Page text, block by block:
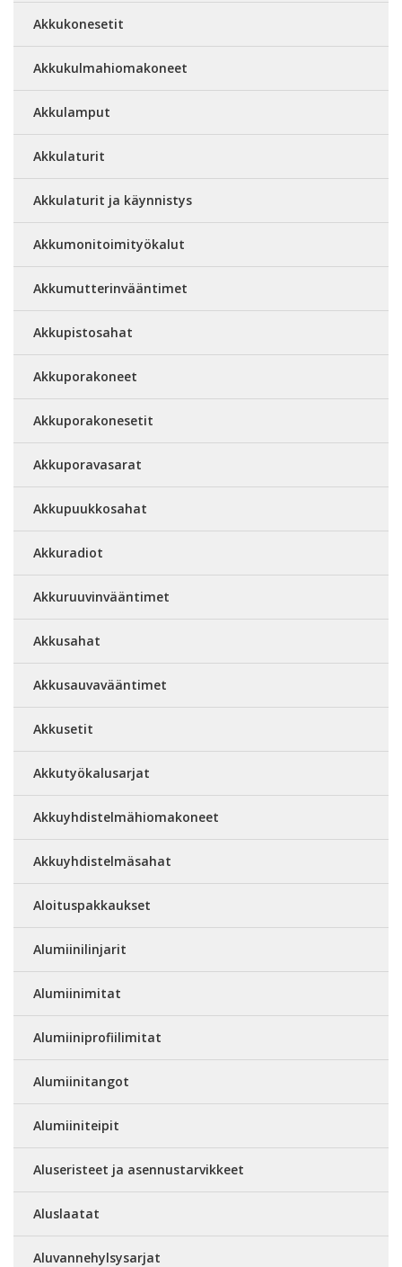
Akkukonesetit
Akkukulmahiomakoneet
Akkulamput
Akkulaturit
Akkulaturit ja käynnistys
Akkumonitoimityökalut
Akkumutterinvääntimet
Akkupistosahat
Akkuporakoneet
Akkuporakonesetit
Akkuporavasarat
Akkupuukkosahat
Akkuradiot
Akkuruuvinvääntimet
Akkusahat
Akkusauvavääntimet
Akkusetit
Akkutyökalusarjat
Akkuyhdistelmähiomakoneet
Akkuyhdistelmäsahat
Aloituspakkaukset
Alumiinilinjarit
Alumiinimitat
Alumiiniprofiilimitat
Alumiinitangot
Alumiiniteipit
Aluseristeet ja asennustarvikkeet
Aluslaatat
Aluvannehylsysarjat